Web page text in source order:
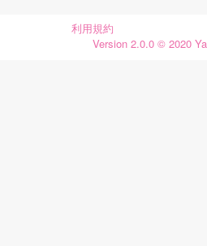
利用規約
Version 2.0.0 © 2020